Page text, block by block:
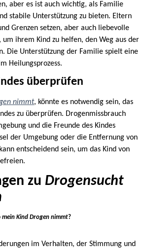
aber es ist auch wichtig, als Familie
stabile Unterstützung zu bieten. Eltern
Grenzen setzen, aber auch liebevolle
ihrem Kind zu helfen, den Weg aus der
Die Unterstützung der Familie spielt eine
Heilungsprozess.
überprüfen
nimmt, könnte es notwendig sein, das
zu überprüfen. Drogenmissbrauch
und die Freunde des Kindes
der Umgebung oder die Entfernung von
entscheidend sein, um das Kind von
zu Drogensucht
mein Kind Drogen nimmt?
im Verhalten, der Stimmung und